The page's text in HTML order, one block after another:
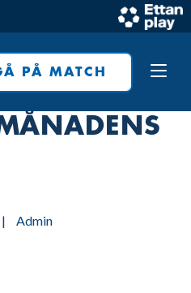
PÅ MATCH
| Admin